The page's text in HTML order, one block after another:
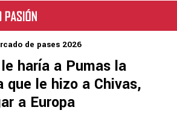
de pases 2026
haría a Pumas la
que le hizo a Chivas,
a Europa